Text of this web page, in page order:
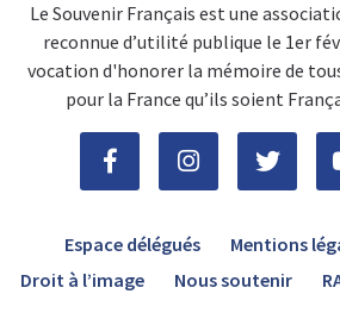
Le Souvenir Français est une
reconnue d’utilité publique le 1er
vocation d'honorer la mémoire de
pour la France qu’ils soient
Espace délégués Mentions
Droit à l’image
Nous soutenir